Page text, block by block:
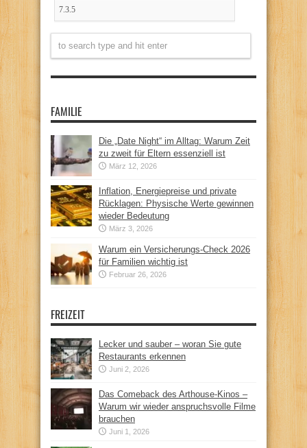
FAMILIE
Die „Date Night“ im Alltag: Warum Zeit
zu zweit für Eltern essenziell ist
März 12, 2026
Inflation, Energiepreise und private
Rücklagen: Physische Werte gewinnen
wieder Bedeutung
März 3, 2026
Warum ein Versicherungs-Check 2026
für Familien wichtig ist
Februar 26, 2026
FREIZEIT
Lecker und sauber – woran Sie gute
Restaurants erkennen
Juni 2, 2026
Das Comeback des Arthouse-Kinos –
Warum wir wieder anspruchsvolle Filme
brauchen
Juni 1, 2026